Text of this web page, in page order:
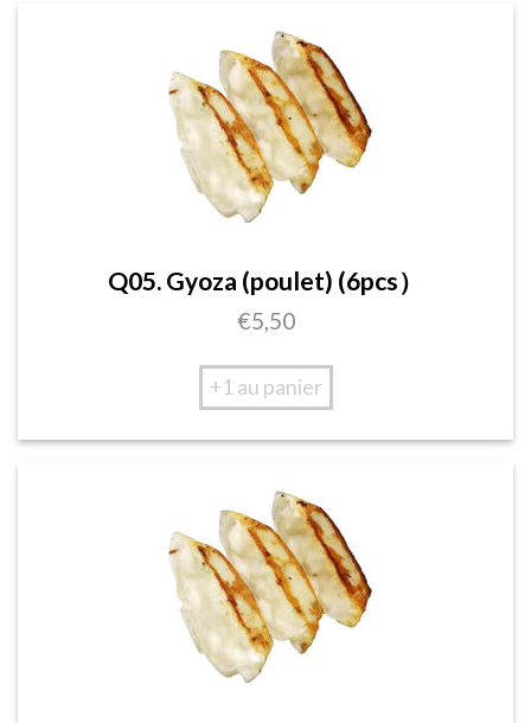
Q05. Gyoza (poulet) (6pcs）
€5,50
+1 au panier